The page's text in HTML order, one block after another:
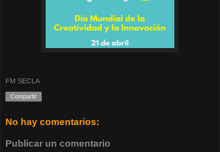
FM SECLA
Compartir
No hay comentarios:
Publicar un comentario